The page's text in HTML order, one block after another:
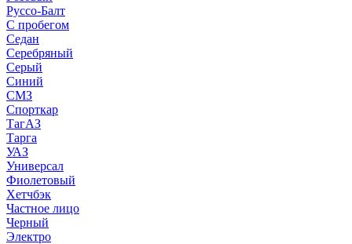
Руссо-Балт
С пробегом
Седан
Серебряный
Серый
Синий
СМЗ
Спорткар
ТагАЗ
Тарга
УАЗ
Универсал
Фиолетовый
Хетчбэк
Частное лицо
Черный
Электро